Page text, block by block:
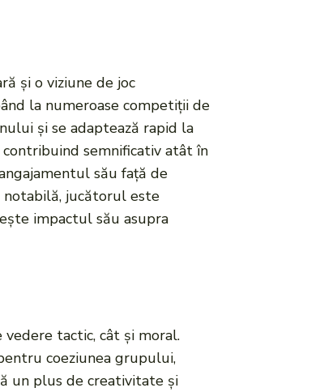
și o viziune de joc
la numeroase competiții de
și se adaptează rapid la
semnificativ atât în
său față de
notabilă, jucătorul este
impactul său asupra
tactic, cât și moral.
coeziunea grupului,
un plus de creativitate și